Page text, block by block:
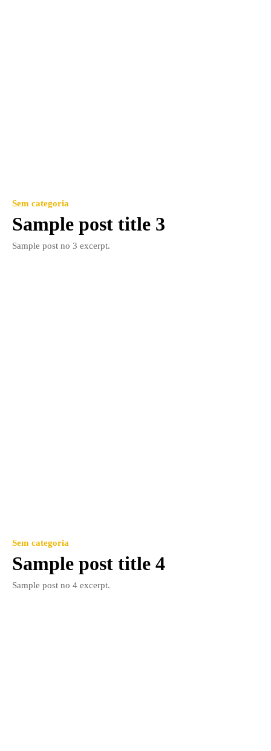
Sem categoria
Sample post title 3
Sample post no 3 excerpt.
Sem categoria
Sample post title 4
Sample post no 4 excerpt.